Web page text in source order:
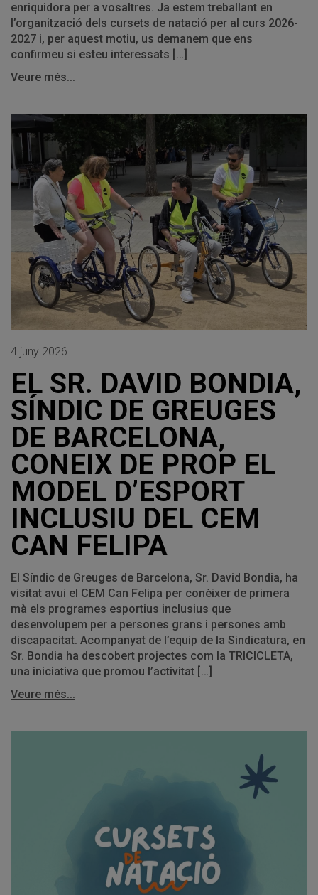
enriquidora per a vosaltres. Ja estem treballant en
l’organització dels cursets de natació per al curs 2026-
2027 i, per aquest motiu, us demanem que ens
confirmeu si esteu interessats […]
Veure més...
4 juny 2026
EL SR. DAVID BONDIA,
SÍNDIC DE GREUGES
DE BARCELONA,
CONEIX DE PROP EL
MODEL D’ESPORT
INCLUSIU DEL CEM
CAN FELIPA
El Síndic de Greuges de Barcelona, Sr. David Bondia, ha
visitat avui el CEM Can Felipa per conèixer de primera
mà els programes esportius inclusius que
desenvolupem per a persones grans i persones amb
discapacitat. Acompanyat de l’equip de la Sindicatura, en
Sr. Bondia ha descobert projectes com la TRICICLETA,
una iniciativa que promou l’activitat […]
Veure més...